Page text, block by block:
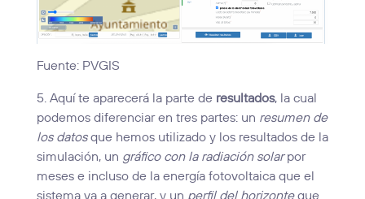
Fuente: PVGIS
5. Aquí te aparecerá la parte de resultados, la cual
podemos diferenciar en tres partes: un resumen de
los datosque hemos utilizado y los resultados de la
simulación, un gráfico con la radiación solarpor
meses e incluso de la energía fotovoltaica que el